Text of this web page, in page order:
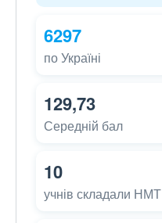
6297
по Україні
129,73
Середній бал
10
учнів складали НМТ